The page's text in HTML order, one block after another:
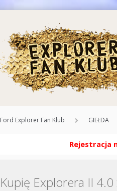
Ford Explorer Fan Klub GIEŁDA
Rejestracja
Kupię Explorera II 4.0